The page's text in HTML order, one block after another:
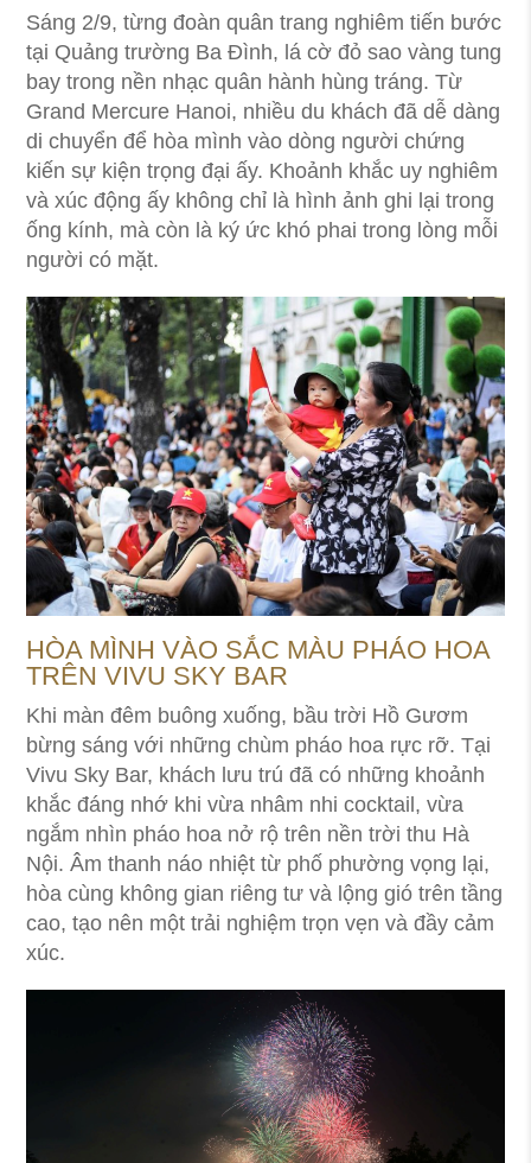
Sáng 2/9, từng đoàn quân trang nghiêm tiến bước
tại Quảng trường Ba Đình, lá cờ đỏ sao vàng tung
bay trong nền nhạc quân hành hùng tráng. Từ
Grand Mercure Hanoi, nhiều du khách đã dễ dàng
di chuyển để hòa mình vào dòng người chứng
kiến sự kiện trọng đại ấy. Khoảnh khắc uy nghiêm
và xúc động ấy không chỉ là hình ảnh ghi lại trong
ống kính, mà còn là ký ức khó phai trong lòng mỗi
người có mặt.
HÒA MÌNH VÀO SẮC MÀU PHÁO HOA
TRÊN VIVU SKY BAR
Khi màn đêm buông xuống, bầu trời Hồ Gươm
bừng sáng với những chùm pháo hoa rực rỡ. Tại
Vivu Sky Bar, khách lưu trú đã có những khoảnh
khắc đáng nhớ khi vừa nhâm nhi cocktail, vừa
ngắm nhìn pháo hoa nở rộ trên nền trời thu Hà
Nội. Âm thanh náo nhiệt từ phố phường vọng lại,
hòa cùng không gian riêng tư và lộng gió trên tầng
cao, tạo nên một trải nghiệm trọn vẹn và đầy cảm
xúc.